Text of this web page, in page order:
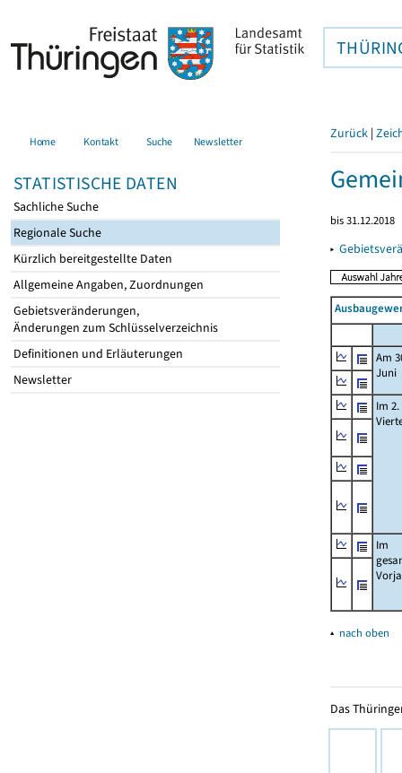
Home Kontakt Suche Newsletter
STATISTISCHE DATEN
Sachliche Suche
Regionale Suche
Kürzlich bereitgestellte Daten
Allgemeine Angaben, Zuordnungen
Gebietsveränderungen,
Änderungen zum Schlüsselverzeichnis
Definitionen und Erläuterungen
Newsletter
Zurück |
bis 31.12.2018
▸
Am
Juni
Im 2.
Im
▴ nach oben
Das